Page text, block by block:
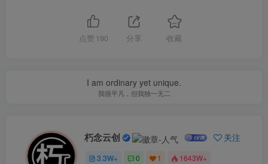
点赞 190 分享 收藏
I am ordinary yet unique.
我很平凡，但我独一无二
朽念云创 关注
3.3W+ 0 1 1643W+